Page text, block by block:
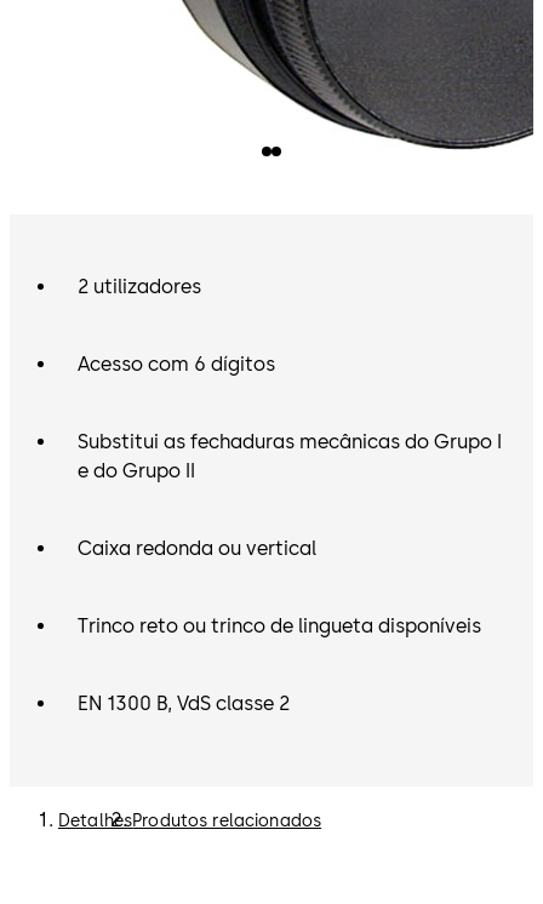
2 utilizadores
Acesso com 6 dígitos
Substitui as fechaduras mecânicas do Grupo I
e do Grupo II
Caixa redonda ou vertical
Trinco reto ou trinco de lingueta disponíveis
EN 1300 B, VdS classe 2
DetalhesProdutos relacionados